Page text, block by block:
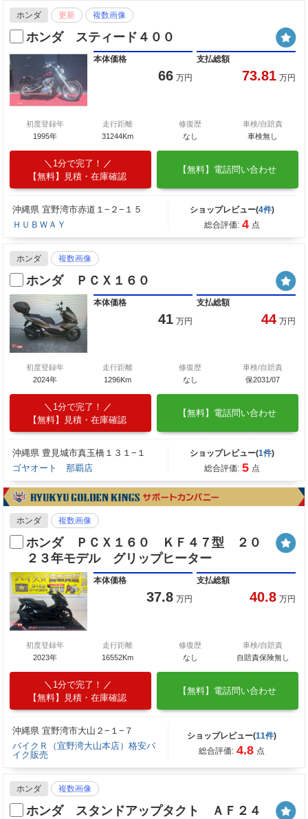
ホンダ 更新 複数画像
ホンダ スティード４００
本体価格
66 万円
支払総額
73.81 万円
初度登録年
1995年
走行距離
31244Km
修復歴
なし
車検/自賠責
車検無し
1分で完了！
【無料】見積・在庫確認
【無料】電話問い合わせ
沖縄県 宜野湾市赤道１−２−１５
ＨＵＢＷＡＹ
ショップレビュー(4件)
総合評価: 4 点
ホンダ 複数画像
ホンダ ＰＣＸ１６０
本体価格
41 万円
支払総額
44 万円
初度登録年
2024年
走行距離
1296Km
修復歴
なし
車検/自賠責
保2031/07
1分で完了！
【無料】見積・在庫確認
【無料】電話問い合わせ
沖縄県 豊見城市真玉橋１３１−１
ゴヤオート 那覇店
ショップレビュー(1件)
総合評価: 5 点
ホンダ 複数画像
ホンダ ＰＣＸ１６０ ＫＦ４７型 ２０
２３年モデル グリップヒーター
本体価格
37.8 万円
支払総額
40.8 万円
初度登録年
2023年
走行距離
16552Km
修復歴
なし
車検/自賠責
自賠責保険無し
1分で完了！
【無料】見積・在庫確認
【無料】電話問い合わせ
沖縄県 宜野湾市大山２−１−７
バイクＲ（宜野湾大山本店）格安バ
イク販売
ショップレビュー(11件)
総合評価: 4.8 点
ホンダ 複数画像
ホンダ スタンドアップタクト ＡＦ２４